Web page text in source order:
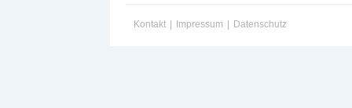
Kontakt Impressum Datenschutz